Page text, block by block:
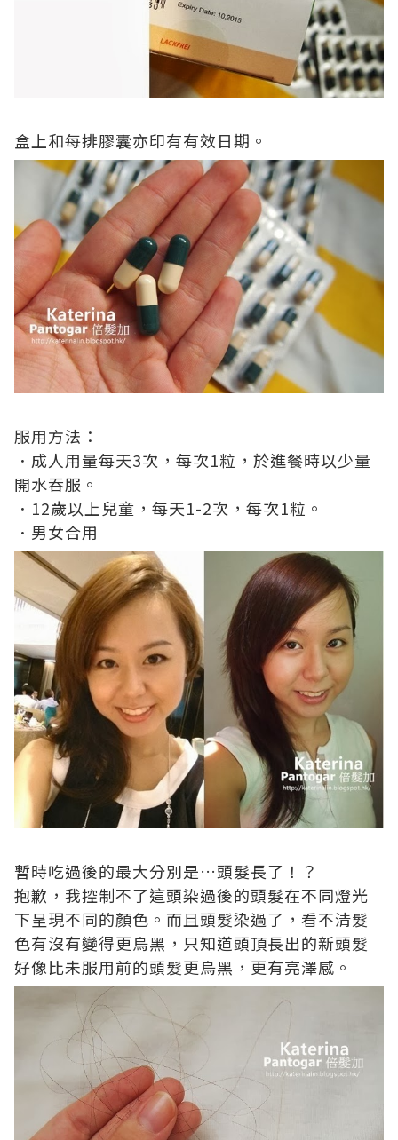
盒上和每排膠囊亦印有有效日期。
服用方法：
．成人用量每天3次，每次1粒，於進餐時以少量
開水吞服。
． 12歲以上兒童，每天1-2次，每次1粒。
．男女合用
暫時吃過後的最大分別是…頭髮長了！？
抱歉，我控制不了這頭染過後的頭髮在不同燈光
下呈現不同的顏色。而且頭髮染過了，看不清髮
色有沒有變得更烏黑，只知道頭頂長出的新頭髮
好像比未服用前的頭髮更烏黑，更有亮澤感。